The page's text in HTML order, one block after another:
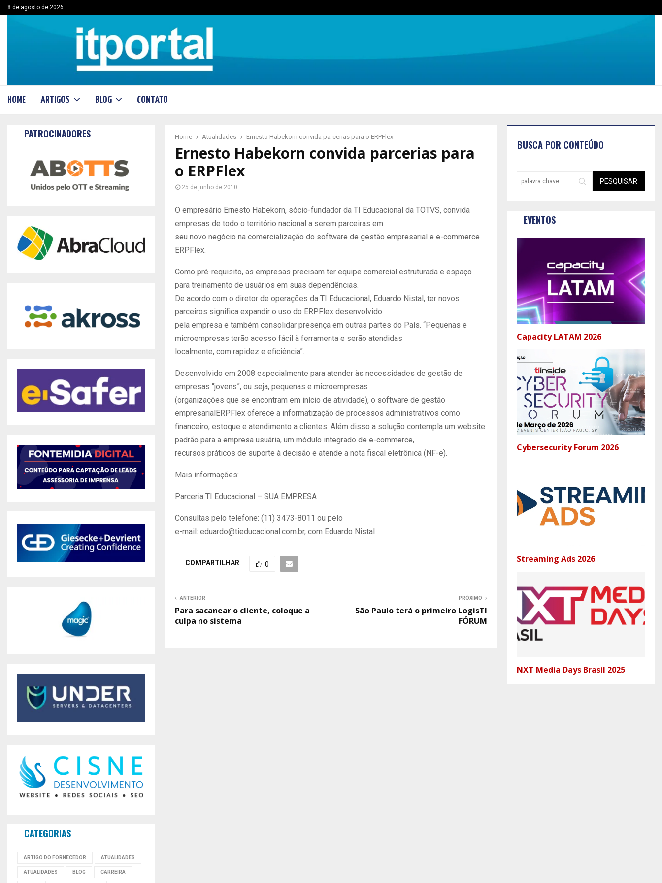
8 de agosto de 2026
HOME ARTIGOS BLOG CONTATO
Home Atualidades Ernesto Habekorn convida parcerias para o ERPFlex
Ernesto Habekorn convida parcerias para
o ERPFlex
25 de junho de 2010
O empresário Ernesto Habekorn, sócio-fundador da TI Educacional da TOTVS, convida
empresas de todo o território nacional a serem parceiras em
seu novo negócio na comercialização do software de gestão empresarial e e-commerce
ERPFlex.
Como pré-requisito, as empresas precisam ter equipe comercial estruturada e espaço
para treinamento de usuários em suas dependências.
De acordo com o diretor de operações da TI Educacional, Eduardo Nistal, ter novos
parceiros significa expandir o uso do ERPFlex desenvolvido
pela empresa e também consolidar presença em outras partes do País. “Pequenas e
microempresas terão acesso fácil à ferramenta e serão atendidas
localmente, com rapidez e eficiência”.
Desenvolvido em 2008 especialmente para atender às necessidades de gestão de
empresas “jovens”, ou seja, pequenas e microempresas
(organizações que se encontram em início de atividade), o software de gestão
empresarialERPFlex oferece a informatização de processos administrativos como
financeiro, estoque e atendimento a clientes. Além disso a solução contempla um website
padrão para a empresa usuária, um módulo integrado de e-commerce,
recursos práticos de suporte à decisão e atende a nota fiscal eletrônica (NF-e).
Mais informações:
Parceria TI Educacional – SUA EMPRESA
Consultas pelo telefone: (11) 3473-8011 ou pelo
e-mail: eduardo@tieducacional.com.br, com Eduardo Nistal
COMPARTILHAR 0
ANTERIOR
Para sacanear o cliente, coloque a
culpa no sistema
PRÓXIMO
São Paulo terá o primeiro LogisTI
FÓRUM
PATROCINADORES
CATEGORIAS
ARTIGO DO FORNECEDOR ATUALIDADES
ATUALIDADES BLOG CARREIRA
BUSCA POR CONTEÚDO
EVENTOS
Capacity LATAM 2026
Cybersecurity Forum 2026
Streaming Ads 2026
NXT Media Days Brasil 2025